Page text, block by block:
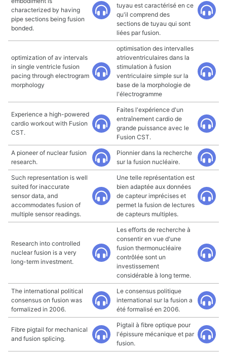
characterized by having
pipe sections being fusion
bonded.
tuyau est caractérisé en ce
qu'il comprend des
sections de tuyau qui sont
liées par fusion.
optimization of av intervals
in single ventricle fusion
pacing through electrogram
morphology
optimisation des intervalles
atrioventriculaires dans la
stimulation à fusion
ventriculaire simple sur la
base de la morphologie de
l'électrogramme
Experience a high-powered
cardio workout with Fusion
CST.
Faites l'expérience d'un
entraînement cardio de
grande puissance avec le
Fusion CST.
A pioneer of nuclear fusion
research.
Pionnier dans la recherche
sur la fusion nucléaire.
Such representation is well
suited for inaccurate
sensor data, and
accommodates fusion of
multiple sensor readings.
Une telle représentation est
bien adaptée aux données
de capteur imprécises et
permet la fusion de lectures
de capteurs multiples.
Research into controlled
nuclear fusion is a very
long-term investment.
Les efforts de recherche à
consentir en vue d'une
fusion thermonucléaire
contrôlée sont un
investissement
considérable à long terme.
The international political
consensus on fusion was
formalized in 2006.
Le consensus politique
international sur la fusion a
été formalisé en 2006.
Fibre pigtail for mechanical
and fusion splicing.
Pigtail à fibre optique pour
l'épissure mécanique et par
fusion.